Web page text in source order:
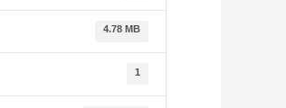
4.78 MB
1